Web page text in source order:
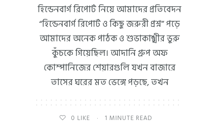
হিন্ডেনবার্গ রিপোর্ট নিয়ে আমাদের প্রতিবেদন
“হিন্ডেনবার্গ রিপোর্ট ও কিছু জরুরী প্রশ্ন” পড়ে
আমাদের অনেক পাঠক ও শুভাকাঙ্খীর ভুরু
কুঁচকে গিয়েছিল। আদানি গ্রুপ অফ
কোম্পানিজের শেয়ারগুলি যখন বাজারে
তাসের ঘরের মত ভেঙ্গে পড়ছে, তখন
0 LIKE
1 MINUTE READ